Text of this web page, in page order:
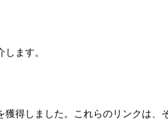
抑えることで、ページロード時間を